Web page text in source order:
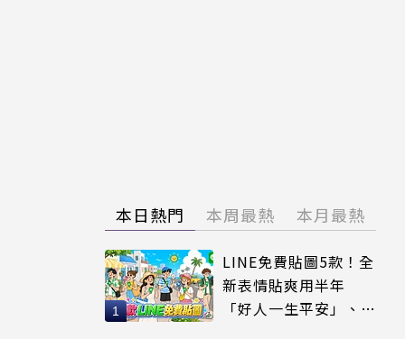
本日熱門 本周最熱 本月最熱
LINE免費貼圖5款！全
新表情貼爽用半年
「好人一生平安」、